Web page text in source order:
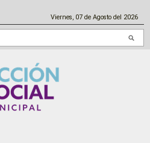
Viernes, 07 de Agosto del 2026